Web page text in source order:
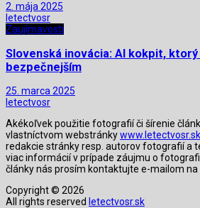
2. mája 2025
letectvosr
Zaujímavosti
Slovenská inovácia: AI kokpit,
bezpečnejším
25. marca 2025
letectvosr
Akékoľvek použitie fotografií či šírenie
vlastníctvom webstránkywww.letectvosr.sk
redakcie stránky resp. autorov fotografií a
viac informácií v prípade záujmu o
články nás prosím kontaktujte e-mailom na
Copyright © 2026
All rights reserved letectvosr.sk